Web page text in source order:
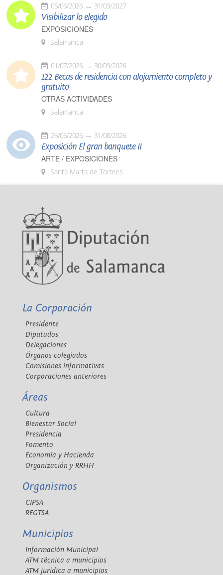
05/06/2026 31/03/2027
Visibilizar lo elegido
EXPOSICIONES
Salamanca
01/07/2026 30/09/2026
122 Becas de residencia con alojamiento completo y
gratuito
OTRAS ACTIVIDADES
Salamanca
26/06/2026 31/08/2026
Exposición El gran banquete II
ARTE / EXPOSICIONES
Santa Marta de Tormes
La Corporación
Presidente
Diputados
Delegaciones
Órganos colegiados
Comisiones informativas
Corporaciones anteriores
Áreas
Cultura
Bienestar Social
Presidencia
Fomento
Economía y Hacienda
Organización y RRHH
Organismos
CIPSA
REGTSA
Municipios
Información Municipal
ATM técnica a municipios
ATM jurídica a municipios